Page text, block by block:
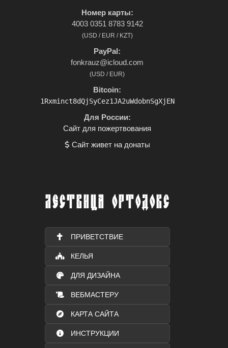
Номер карты:
4003 0351 8783 9142
(USD / EUR / KZT)
PayPal:
fonkrauz@icloud.com
(USD / EUR)
Bitcoin:
1Rxminct8dQjSyCez1JA2uWdobnSgXjEN
Для России:
Сайт для пожертвования
Сайт живет на донаты
ЛЕСТВИЦА ОРТОДОКС
ПРИВЕТСТВИЕ
КЕЛЬЯ
ДЛЯ ДИЗАЙНА
ВЕБМАСТЕРУ
КАРТА САЙТА
ИНСТРУКЦИИ